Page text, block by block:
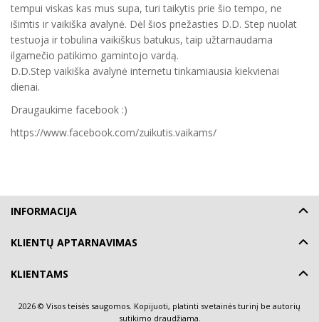
tempui viskas kas mus supa, turi taikytis prie šio tempo, ne
išimtis ir vaikiška avalynė. Dėl šios priežasties D.D. Step nuolat
testuoja ir tobulina vaikiškus batukus, taip užtarnaudama
ilgamečio patikimo gamintojo vardą.
D.D.Step vaikiška avalynė internetu tinkamiausia kiekvienai
dienai.
Draugaukime facebook :)
https://www.facebook.com/zuikutis.vaikams/
INFORMACIJA
KLIENTŲ APTARNAVIMAS
KLIENTAMS
2026 © Visos teisės saugomos. Kopijuoti, platinti svetainės turinį be autorių
sutikimo draudžiama.